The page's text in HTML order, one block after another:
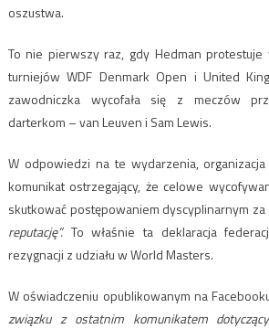
oszustwa.
To nie pierwszy raz, gdy Hedman
turniejów WDF Denmark Open i United
zawodniczka wycofała się z meczów
darterkom – van Leuven i Sam Lewis.
W odpowiedzi na te wydarzenia, organizacja
komunikat ostrzegający, że celowe
skutkować postępowaniem dyscyplinarnym za
reputację”.To właśnie ta deklaracja
rezygnacji z udziału w World Masters.
W oświadczeniu opublikowanym na
związku z ostatnim komunikatem